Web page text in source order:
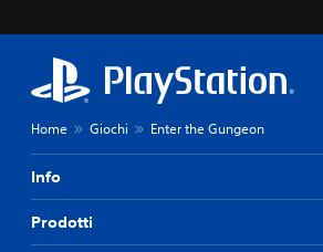
Home Giochi Enter the Gungeon
Info
Prodotti